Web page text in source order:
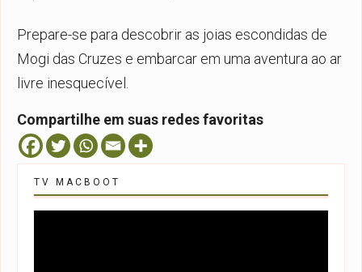
Prepare-se para descobrir as joias escondidas de
Mogi das Cruzes e embarcar em uma aventura ao ar
livre inesquecível.
Compartilhe em suas redes favoritas
TV MACBOOT